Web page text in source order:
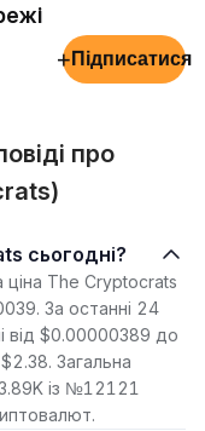
+ Підписатися
про
сьогодні?
The Cryptocrats
За останні 24
від $0.00000389 до
Загальна
із №12121